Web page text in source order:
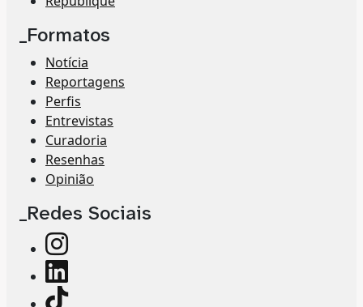
_Formatos
Notícia
Reportagens
Perfis
Entrevistas
Curadoria
Resenhas
Opinião
_Redes Sociais